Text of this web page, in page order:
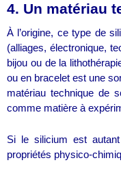
4. Un matériau
À l’origine, ce type de
(alliages, électronique,
bijou ou de la
ou en bracelet est une
matériau technique de
comme matière à
Si le silicium est
propriétés physico-